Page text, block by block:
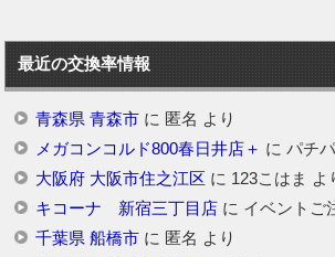
最近の交換率情報
青森県 青森市に 匿名 より
メガコンコルド800春日井店＋ に パチ
大阪府 大阪市住之江区 に 123こはま よ
キコーナ 新宿三丁目店に イベントご
千葉県 船橋市に 匿名 より